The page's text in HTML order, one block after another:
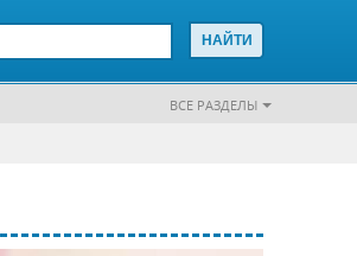
ВСЕ РАЗДЕЛЫ